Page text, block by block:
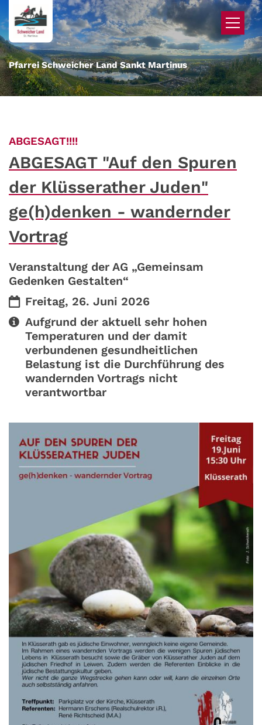
Zum Inhalt springen
Pfarrei Schweicher Land Sankt Martinus
ABGESAGT!!!!:
ABGESAGT "Auf den Spuren
der Klüsserather Juden"
ge(h)denken - wandernder
Vortrag
Veranstaltung der AG „Gemeinsam
Gedenken Gestalten“
Datum:
Freitag, 26. Juni 2026
Art bzw. Nummer:
Aufgrund der aktuell sehr hohen
Temperaturen und der damit
verbundenen gesundheitlichen
Belastung ist die Durchführung des
wandernden Vortrags nicht
verantwortbar